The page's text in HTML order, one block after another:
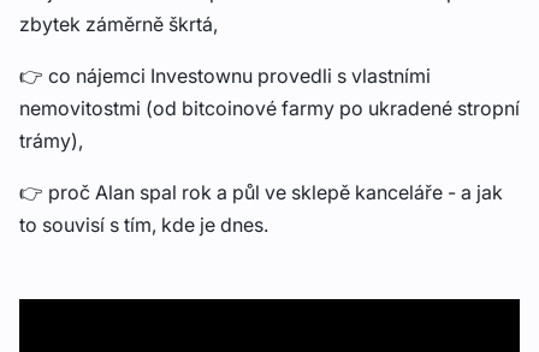
zbytek záměrně škrtá,
👉 co nájemci Investownu provedli s vlastními
nemovitostmi (od bitcoinové farmy po ukradené stropní
trámy),
👉 proč Alan spal rok a půl ve sklepě kanceláře - a jak
to souvisí s tím, kde je dnes.